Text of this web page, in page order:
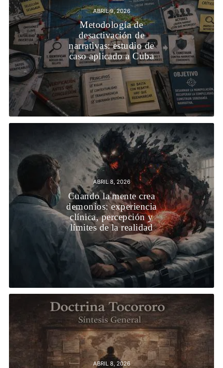
ABRIL 9, 2026
Metodología de
desactivación de
narrativas: estudio de
caso aplicado a Cuba
ABRIL 8, 2026
Cuando la mente crea
demonios: experiencia
clínica, percepción y
límites de la realidad
ABRIL 8, 2026